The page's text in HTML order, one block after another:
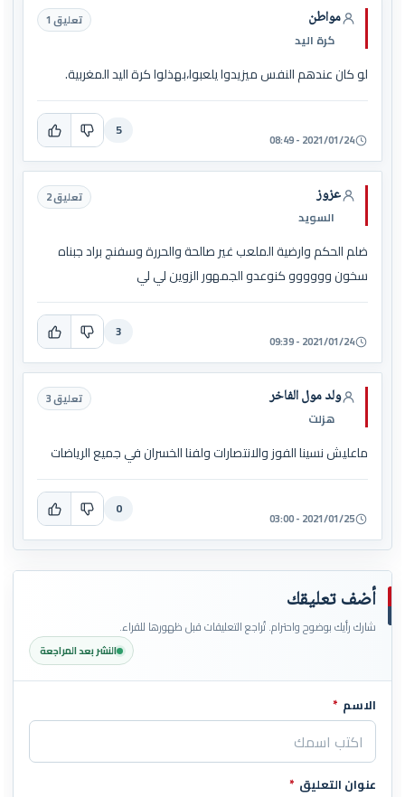
مواطن
كرة اليد
تعليق 1
لو كان عندهم النفس ميزيدوا يلعبوا،بهذلوا كرة اليد المغربية.
2021/01/24 - 08:49
5
عزوز
السويد
تعليق 2
ضلم الحكم وارضية الملعب غير صالحة والحررة وسفنج براد جبناه
سخون وووووو كنوعدو الجمهور الزوين لي لي
2021/01/24 - 09:39
3
ولد مول الفاخر
هزلت
تعليق 3
ماعليش نسينا الفوز والانتصارات ولفنا الخسران في جميع الرياضات
2021/01/25 - 03:00
0
أضف تعليقك
شارك رأيك بوضوح واحترام. تُراجع التعليقات قبل ظهورها للقراء.
النشر بعد المراجعة
اترك هذا الحقل فارغاً
الاسم *
عنوان التعليق *